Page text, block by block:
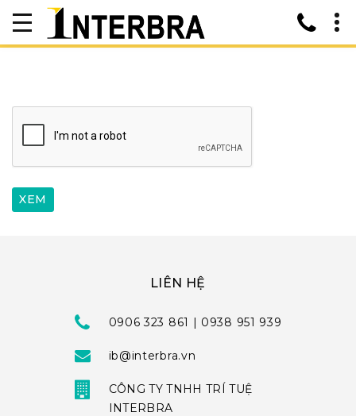
LIÊN HỆ
0906 323 861 | 0938 951 939
ib@interbra.vn
CÔNG TY TNHH TRÍ TUỆ
INTERBRA